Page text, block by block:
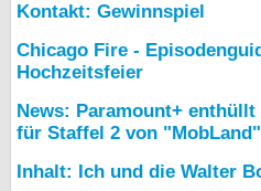
Kontakt: Gewinnspiel
Chicago Fire -
Hochzeitsfeier
News: Paramount+
für Staffel 2 von "MobLand"
Inhalt: Ich und die Walter